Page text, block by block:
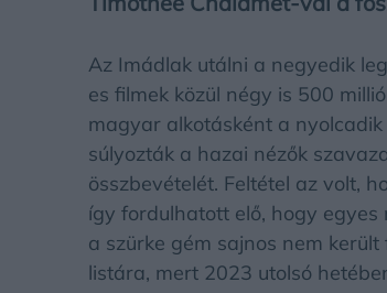
Az Imádlak utálni a negyedik
es filmek közül négy is 500
magyar alkotásként a
súlyozták a hazai nézők
összbevételét. Feltétel az volt,
így fordulhatott elő, hogy
a szürke gém sajnos nem
listára, mert 2023 utolsó